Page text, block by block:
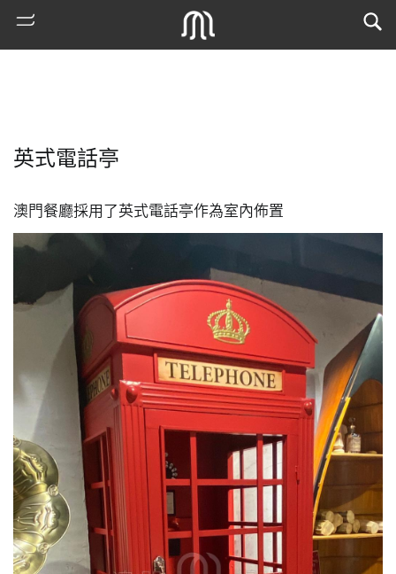
地
媽
閣
寺
廟
英式電話亭
澳門餐廳採用了英式電話亭作為室內佈置